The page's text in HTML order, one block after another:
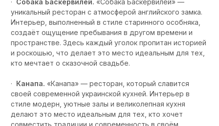
· Собака Баскервилей. «Собака Баскервилей» —
уникальный ресторан с атмосферой английского замка.
Интерьер, выполненный в стиле старинного особняка,
создаёт ощущение пребывания в другом времени и
пространстве. Здесь каждый уголок пропитан историей
и роскошью, что делает это место идеальным для тех,
кто мечтает о сказочной свадьбе.
· Канапа. «Канапа» — ресторан, который славится
своей современной украинской кухней. Интерьер в
стиле модерн, уютные залы и великолепная кухня
делают это место идеальным для тех, кто хочет